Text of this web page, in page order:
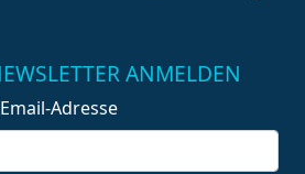
ANMELDEN
Email-Adresse